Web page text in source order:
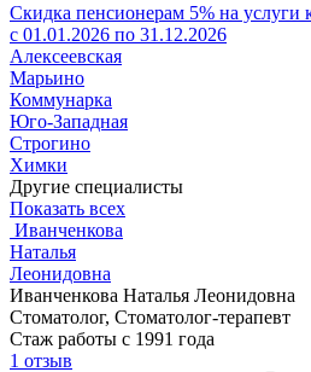
Скидка пенсионерам 5% на услуги
с 01.01.2026 по 31.12.2026
Алексеевская
Марьино
Коммунарка
Юго-Западная
Строгино
Химки
Другие специалисты
Показать всех
Иванченкова
Наталья
Леонидовна
Иванченкова Наталья Леонидовна
Стоматолог, Стоматолог-терапевт
Стаж работы с 1991 года
1 отзыв